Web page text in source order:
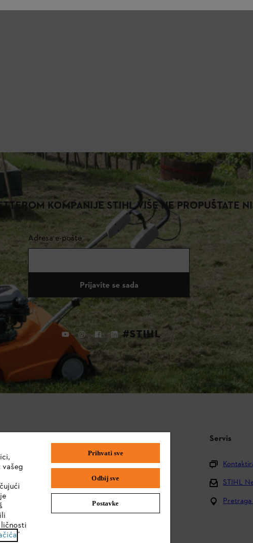
KOMPANIJE STIHL VIŠE NE PROPUŠTATE
Adresa e-pošte
Prijavite se sada
#STIHL
Pitanja o asortimanu
Uputstva za upotrebu
Servis
STIHL
Pretraga
”
Prihvati sve
Odbij sve
Postavke